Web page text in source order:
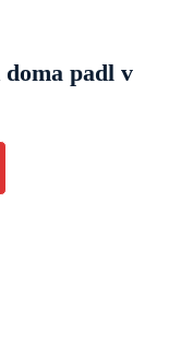
padl v